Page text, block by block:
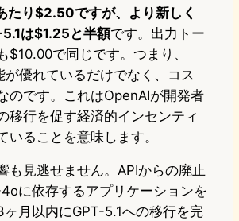
たり$2.50ですが、より新しく
は$1.25と半額です。出力トー
$10.00で同じです。つまり、
が優れているだけでなく、コス
のです。これはOpenAIが開発者
移行を促す経済的インセンティ
いることを意味します。
も見逃せません。APIからの廃止
に依存するアプリケーションを
月以内にGPT-5.1への移行を完